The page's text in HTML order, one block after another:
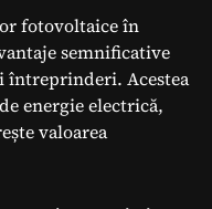
fotovoltaice în
semnificative
Acestea
energie electrică,
valoarea